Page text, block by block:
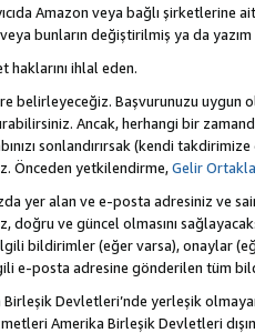
Amazon veya bağlı şirketlerine
bunların değiştirilmiş ya da
ihlal eden.
belirleyeceğiz. Başvurunuzu uygun
Ancak, herhangi bir
sonlandırırsak (kendi
Önceden yetkilendirme,Gelir
yer alan ve e-posta adresiniz ve
doğru ve güncel olmasını
bildirimler (eğer varsa), onaylar
e-posta adresine gönderilen tüm
Birleşik Devletleri’nde yerleşik
Amerika Birleşik Devletleri